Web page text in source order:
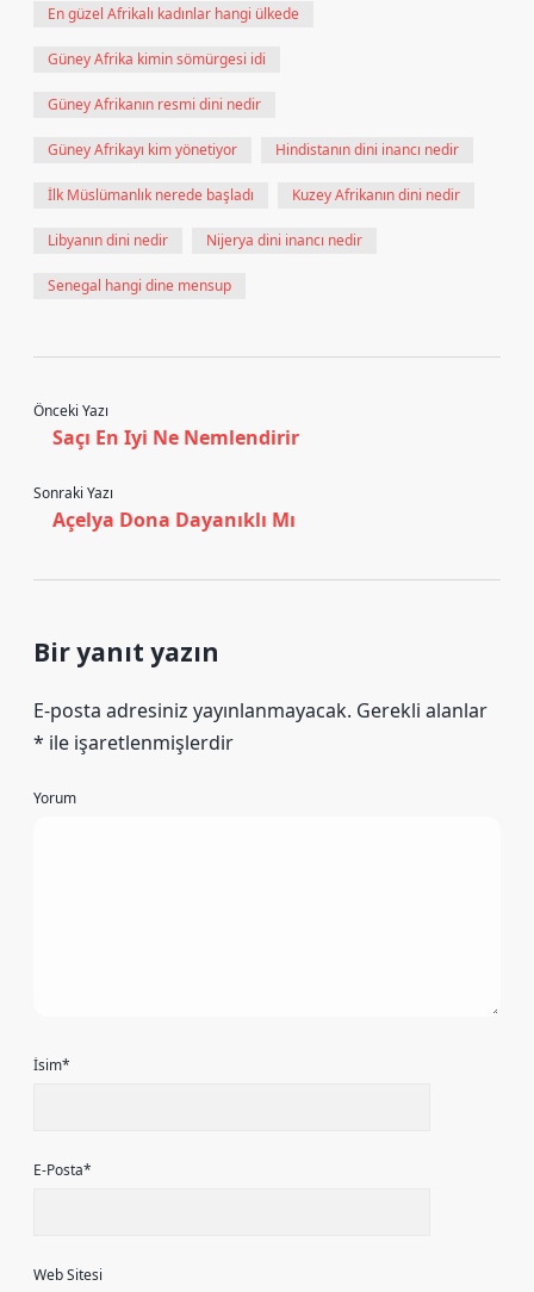
En güzel Afrikalı kadınlar hangi ülkede
Güney Afrika kimin sömürgesi idi
Güney Afrikanın resmi dini nedir
Güney Afrikayı kim yönetiyor Hindistanın dini inancı nedir
İlk Müslümanlık nerede başladı Kuzey Afrikanın dini nedir
Libyanın dini nedir Nijerya dini inancı nedir
Senegal hangi dine mensup
Önceki Yazı
Saçı En Iyi Ne Nemlendirir
Sonraki Yazı
Açelya Dona Dayanıklı Mı
Bir yanıt yazın
E-posta adresiniz yayınlanmayacak. Gerekli alanlar
* ile işaretlenmişlerdir
Yorum
İsim*
E-Posta*
Web Sitesi